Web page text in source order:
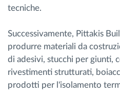
tecniche.
Successivamente, Pittakis
produrre materiali da
di adesivi, stucchi per giunti,
rivestimenti strutturati,
prodotti per l'isolamento